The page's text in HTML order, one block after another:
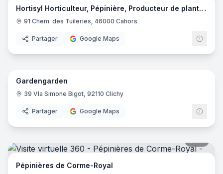
Hortisyl Horticulteur, Pépinière, Producteur de plantes
91 Chem. des Tuileries, 46000 Cahors
Partager Google Maps
19
Gardengarden
39 Vla Simone Bigot, 92110 Clichy
Partager Google Maps
Pépinières de Corme-Royal